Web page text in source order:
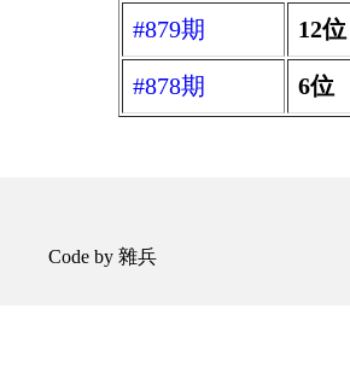
#879期 12位
#878期 6位
Code by 雜兵